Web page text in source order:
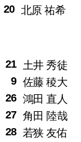
20 北原 祐希
21 土井 秀徒
9 佐藤 稜大
26 鴻田 直人
27 角田 陸哉
28 若狭 友佑